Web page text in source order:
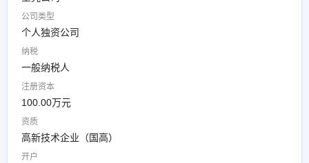
公司类型
个人独资公司
纳税
一般纳税人
注册资本
100.00万元
资质
高新技术企业（国高）
开户